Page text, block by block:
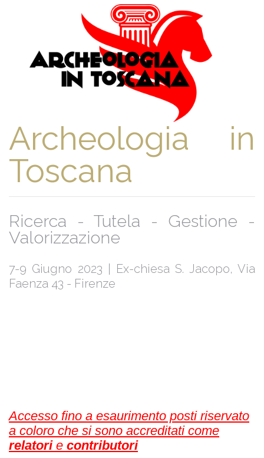
Archeologia in
Toscana
Ricerca - Tutela - Gestione -
Valorizzazione
7-9 Giugno 2023 | Ex-chiesa S. Jacopo, Via
Faenza 43 - Firenze
Accesso fino a esaurimento posti riservato
a coloro che si sono accreditati come
relatorie contributori